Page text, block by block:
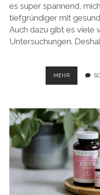
es super spannend,
tiefgründiger mit
Auch dazu gibt es viele
Untersuchungen.
MEHR
FASTEN